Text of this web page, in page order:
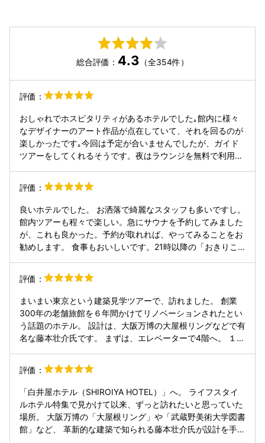
総合評価： 4.3 （全354件）
評価：
おしゃれでホスピタリティがあるホテルでした｡館内に様々
なデザイナーのアート作品が点在していて、それを回るのが
楽しかったです｡今回は予定が合いませんでしたが、ガイド
ツアーをしてくれるそうです。夜はラウンジを無料で利用で
使った和食でとても美味しくて完食でした。無料のりんごジ
ュースを美味しくいただきました。ちょっとお高いですが、
非日常を満喫できるホテルだと思います。駐車場は近隣の提
携駐車場を利用します。
評価：
良いホテルでした。 お洒落で綺麗なスタッフも多いですし。
館内ツアーも程々で楽しい。急にサウナを予約してみました
が、これも良かった。予約が取れれば、やってみることをお
勧めします。 食事もおいしいです。21時以降の「おきりこ
材を中心にということでしたが、思った以上にしっかり作ら
れているたし、味も好みでした。ドリンクのフリーフローも
ありがたい。 宿に物語があります。芸術というものは必ずし
も優れた芸術作品にのみ宿るわけでもなく、アートとは心意
気なのかもしれないと思いました。宿の前を通る人たちがこ
のホテルの写真を撮っているのが、印象的です。 もう一度リ
ピートしたいかと言われれば、是非したい、と思いました。
評価：
まいまい東京という建築見学ツアーで、訪れました。 創業
300年の老舗旅館を６年間かけてリノベーションされたとい
う話題のホテル。 設計は、大阪万博の大屋根リングなどで有
名な藤本壮介氏です。 まずは、エレベーターで4階へ。 １階
の景色。 もともとは、廊下と客室が並んでいた所を、壁と床
を取り払い、吹き抜けになったそうです。客室の床面積を減
らすなんて、なんと勇気のいる決断だった事でしょう。それ
が唯一無二の空間を生み出しているわけですね。 たまたま、
レアンドロ・エルリッヒの客室というのも、見学できまし
た。吹抜けのパイプをデザインされた方の部屋です。ラウン
ジの吹抜けのパイプは、夜には色とりどりに光るそうで、昼
評価：
「白井屋ホテル（SHIROIYA HOTEL）」へ。 ​ライフスタイ
ルホテル特集で見かけて以来、ずっと訪れたいと思っていた
場所。 大阪万博の「大屋根リング」や「武蔵野美術大学図書
館」など、 革新的な建築で知られる藤本壮介氏が設計を手が